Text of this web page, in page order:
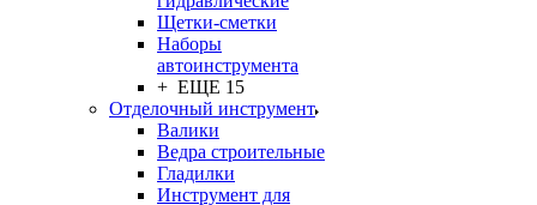
Щетки-сметки
Наборы
автоинструмента
+ ЕЩЕ 15
Отделочный инструмент
Валики
Ведра строительные
Гладилки
Инструмент для